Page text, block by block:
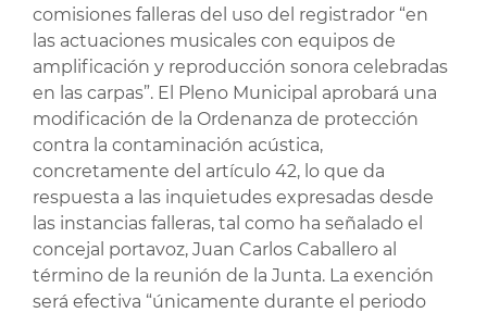
comisiones falleras del uso del registrador “en
las actuaciones musicales con equipos de
amplificación y reproducción sonora celebradas
en las carpas”. El Pleno Municipal aprobará una
modificación de la Ordenanza de protección
contra la contaminación acústica,
concretamente del artículo 42, lo que da
respuesta a las inquietudes expresadas desde
las instancias falleras, tal como ha señalado el
concejal portavoz, Juan Carlos Caballero al
término de la reunión de la Junta. La exención
será efectiva “únicamente durante el periodo